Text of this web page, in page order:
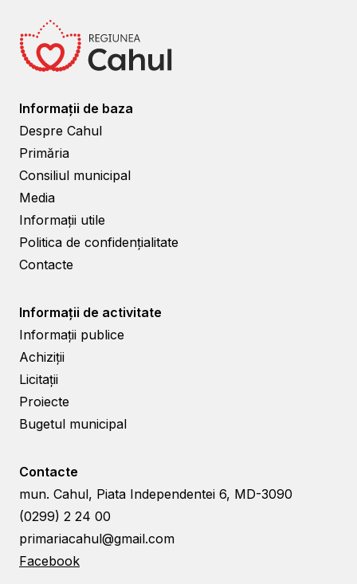
Informații de baza
Despre Cahul
Primăria
Consiliul municipal
Media
Informații utile
Politica de confidențialitate
Contacte
Informații de activitate
Informații publice
Achiziții
Licitații
Proiecte
Bugetul municipal
Contacte
mun. Cahul, Piata Independentei 6, MD-3090
(0299) 2 24 00
primariacahul@gmail.com
Facebook